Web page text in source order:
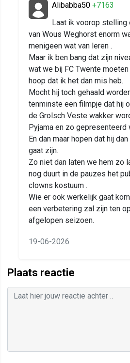
Alibabba50 +7163
Laat ik voorop
van Wous Weghorst enorm
menigeen wat van leren .
Maar ik ben bang dat zijn
wat we bij FC Twente
hoop dat ik het dan mis heb.
Mocht hij toch gehaald
tenminste een filmpje dat hij
de Grolsch Veste wakker
Pyjama en zo gepresenteerd
En dan maar hopen dat hij
gaat zijn.
Zo niet dan laten we hem zo
nog duurt in de pauzes het
clowns kostuum .
Wie er ook werkelijk gaat
een verbetering zal zijn ten
afgelopen seizoen.
19-06-2026
Plaats reactie